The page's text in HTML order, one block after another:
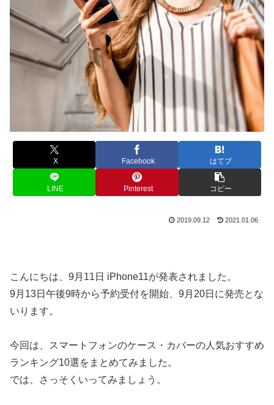
X Facebook はてブ
LINE Pinterest コピー
2019.09.12 2021.01.06
こんにちは、9月11日 iPhone11が発表されました。
9月13日午後9時から予約受付を開始、9月20日に発売とな
いります。
今回は、スマートフォンのケース・カバーの人気おすすめ
ランキング10選をまとめてみました。
では、さっそくいってみましょう。